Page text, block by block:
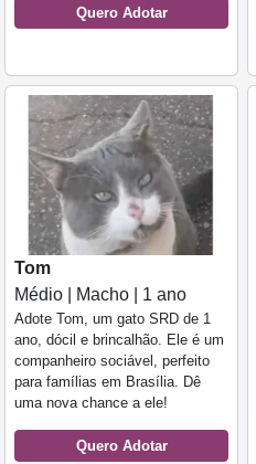
Quero Adotar
Tom
Médio | Macho | 1 ano
Adote Tom, um gato SRD de 1
ano, dócil e brincalhão. Ele é um
companheiro sociável, perfeito
para famílias em Brasília. Dê
uma nova chance a ele!
Quero Adotar